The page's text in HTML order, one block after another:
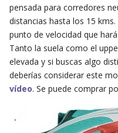
pensada para corredores
distancias hasta los 15
punto de velocidad que
Tanto la suela como el
elevada y si buscas algo
deberías considerar este
vídeo. Se puede comprar